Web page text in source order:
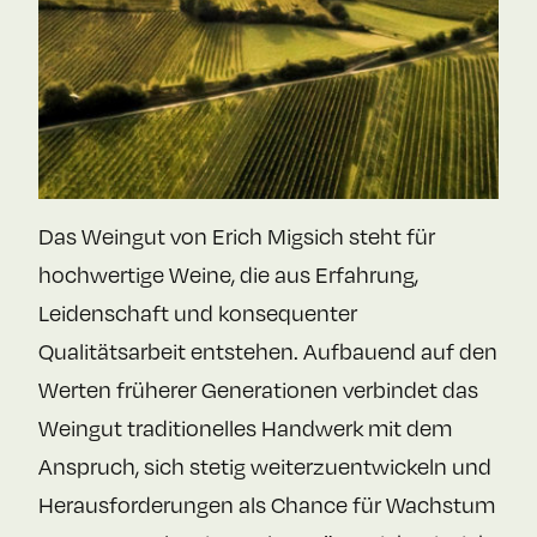
Das Weingut von Erich Migsich steht für
hochwertige Weine, die aus Erfahrung,
Leidenschaft und konsequenter
Qualitätsarbeit entstehen. Aufbauend auf den
Werten früherer Generationen verbindet das
Weingut traditionelles Handwerk mit dem
Anspruch, sich stetig weiterzuentwickeln und
Herausforderungen als Chance für Wachstum